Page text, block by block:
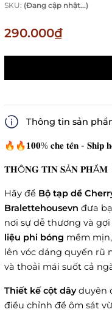
SKU: (Đang cập nhật...)
290.000₫
Thông tin sản
🔥🔥𝟏𝟎𝟎% 𝐜𝐡𝐞 𝐭𝐞̂𝐧 - 𝐒𝐡𝐢𝐩
𝐓𝐇Ô𝐍𝐆 𝐓𝐈𝐍 𝐒Ả𝐍 𝐏𝐇Ẩ𝐌
Hãy để Bộ tạp dề
Bralettehousevn đưa
nơi sự dễ thương và
liệu phi bóng mềm
lên vóc dáng quyến rũ
và thoải mái suốt cả
Thiết kế cột dâyduyên
điều chỉnh để ôm sát